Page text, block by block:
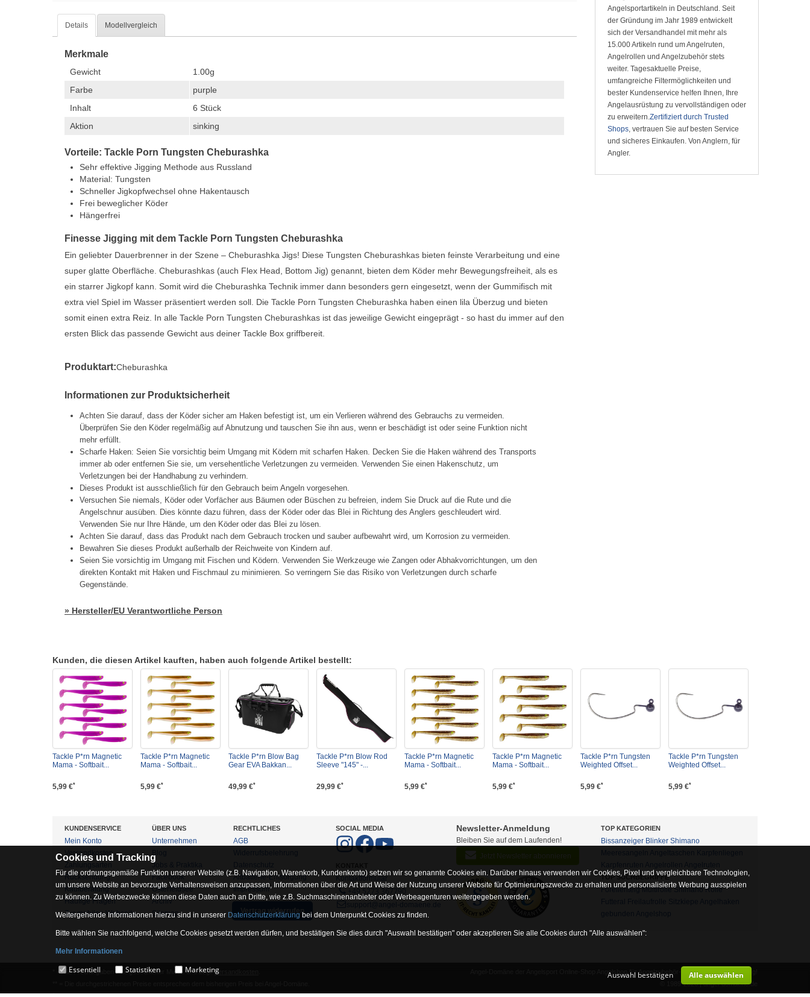
Details Modellvergleich
Merkmale
Gewicht
1.00g
Farbe
purple
Inhalt
6 Stück
Aktion
sinking
Vorteile: Tackle Porn Tungsten Cheburashka
Sehr effektive Jigging Methode aus Russland
Material: Tungsten
Schneller Jigkopfwechsel ohne Hakentausch
Frei beweglicher Köder
Hängerfrei
Finesse Jigging mit dem Tackle Porn Tungsten Cheburashka
Ein geliebter Dauerbrenner in der Szene – Cheburashka Jigs! Diese Tungsten Cheburashkas bieten feinste Verarbeitung und eine
super glatte Oberfläche. Cheburashkas (auch Flex Head, Bottom Jig) genannt, bieten dem Köder mehr Bewegungsfreiheit, als es
ein starrer Jigkopf kann. Somit wird die Cheburashka Technik immer dann besonders gern eingesetzt, wenn der Gummifisch mit
extra viel Spiel im Wasser präsentiert werden soll. Die Tackle Porn Tungsten Cheburashka haben einen lila Überzug und bieten
somit einen extra Reiz. In alle Tackle Porn Tungsten Cheburashkas ist das jeweilige Gewicht eingeprägt - so hast du immer auf den
ersten Blick das passende Gewicht aus deiner Tackle Box griffbereit.
Produktart:Cheburashka
Informationen zur Produktsicherheit
Achten Sie darauf, dass der Köder sicher am Haken befestigt ist, um ein Verlieren während des Gebrauchs zu vermeiden.
Überprüfen Sie den Köder regelmäßig auf Abnutzung und tauschen Sie ihn aus, wenn er beschädigt ist oder seine Funktion nicht
mehr erfüllt.
Scharfe Haken: Seien Sie vorsichtig beim Umgang mit Ködern mit scharfen Haken. Decken Sie die Haken während des Transports
immer ab oder entfernen Sie sie, um versehentliche Verletzungen zu vermeiden. Verwenden Sie einen Hakenschutz, um
Verletzungen bei der Handhabung zu verhindern.
Dieses Produkt ist ausschließlich für den Gebrauch beim Angeln vorgesehen.
Versuchen Sie niemals, Köder oder Vorfächer aus Bäumen oder Büschen zu befreien, indem Sie Druck auf die Rute und die
Angelschnur ausüben. Dies könnte dazu führen, dass der Köder oder das Blei in Richtung des Anglers geschleudert wird.
Verwenden Sie nur Ihre Hände, um den Köder oder das Blei zu lösen.
Achten Sie darauf, dass das Produkt nach dem Gebrauch trocken und sauber aufbewahrt wird, um Korrosion zu vermeiden.
Bewahren Sie dieses Produkt außerhalb der Reichweite von Kindern auf.
Seien Sie vorsichtig im Umgang mit Fischen und Ködern. Verwenden Sie Werkzeuge wie Zangen oder Abhakvorrichtungen, um den
direkten Kontakt mit Haken und Fischmaul zu minimieren. So verringern Sie das Risiko von Verletzungen durch scharfe
Gegenstände.
» Hersteller/EU Verantwortliche Person
Angelsportartikeln in Deutschland. Seit
der Gründung im Jahr 1989 entwickelt
sich der Versandhandel mit mehr als
15.000 Artikeln rund um Angelruten,
Angelrollen und Angelzubehör stets
weiter. Tagesaktuelle Preise,
umfangreiche Filtermöglichkeiten und
bester Kundenservice helfen Ihnen, Ihre
Angelausrüstung zu vervollständigen oder
zu erweitern.Zertifiziert durch Trusted
Shops, vertrauen Sie auf besten Service
und sicheres Einkaufen. Von Anglern, für
Angler.
Kunden, die diesen Artikel kauften, haben auch folgende Artikel bestellt:
Tackle P*rn Magnetic
Mama - Softbait...
5,99 €*
Tackle P*rn Magnetic
Mama - Softbait...
5,99 €*
Tackle P*rn Blow Bag
Gear EVA Bakkan...
49,99 €*
Tackle P*rn Blow Rod
Sleeve "145" -...
29,99 €*
Tackle P*rn Magnetic
Mama - Softbait...
5,99 €*
Tackle P*rn Magnetic
Mama - Softbait...
5,99 €*
Tackle P*rn Tungsten
Weighted Offset...
5,99 €*
Tackle P*rn Tungsten
Weighted Offset...
5,99 €*
KUNDENSERVICE
Mein Konto
Versandkosten
Rücksendung
Kaufberatung
Häufige Fragen
Zur mobilen Webseite
ÜBER UNS
Unternehmen
Jobs & Praktika
Facebook
Osterfeldsee
Archiv
Sitemap
RECHTLICHES
AGB
Altbatterie-Entsorgung
Impressum
Vertrag widerrufen
SOCIAL MEDIA
Kontaktformular
Newsletter-Anmeldung
Bleiben Sie auf dem Laufenden!
Jetzt Newsletter abonnieren
TOP KATEGORIEN
Bissanzeiger Blinker Shimano
TOP SUCHBEGRIFFE
Forellenteig Multirolle Shimano Rolle
* = Alle Preisangaben inkl. gesetzlicher MwSt. und zzgl.Versandkosten
1
Angel-Domäne der Angelsport Online-Shop Angelshop für Angelzubehör- und Outdoor-Ausrüstung!
© 1989-2026 | angel-domaene.de
Cookies und Tracking
Für die ordnungsgemäße Funktion unserer Website (z.B. Navigation, Warenkorb, Kundenkonto) setzen wir so genannte Cookies ein. Darüber hinaus verwenden wir Cookies, Pixel und vergleichbare Technologien,
um unsere Website an bevorzugte Verhaltensweisen anzupassen, Informationen über die Art und Weise der Nutzung unserer Website für Optimierungszwecke zu erhalten und personalisierte Werbung ausspielen
zu können. Zu Werbezwecke können diese Daten auch an Dritte, wie z.B. Suchmaschinenanbieter oder Werbeagenturen weitergegeben werden.
Weitergehende Informationen hierzu sind in unserer Datenschutzerklärung bei dem Unterpunkt Cookies zu finden.
Bitte wählen Sie nachfolgend, welche Cookies gesetzt werden dürfen, und bestätigen Sie dies durch "Auswahl bestätigen" oder akzeptieren Sie alle Cookies durch "Alle auswählen":
Mehr Informationen
Essentiell
Hierbei handelt es sich um Cookies, die für die Grundfunktionen unserer Website erforderlich sind (z.B. Navigation, Warenkorb, Kundenkonto), weshalb auf diese nicht verzichtet werden kann
Essentiell Statistiken Marketing
Auswahl bestätigen Alle auswählen